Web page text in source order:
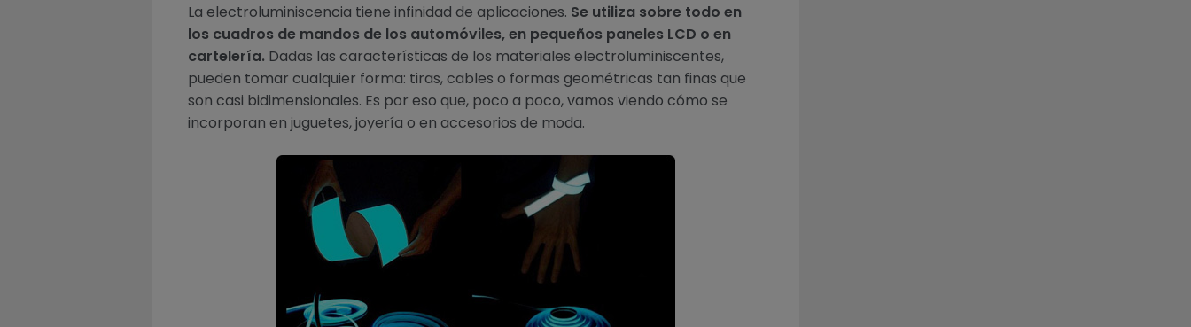
La electroluminiscencia tiene infinidad de aplicaciones. Se utiliza sobre todo en
los cuadros de mandos de los automóviles, en pequeños paneles LCD o en
cartelería. Dadas las características de los materiales electroluminiscentes,
pueden tomar cualquier forma: tiras, cables o formas geométricas tan finas que
son casi bidimensionales. Es por eso que, poco a poco, vamos viendo cómo se
incorporan en juguetes, joyería o en accesorios de moda.